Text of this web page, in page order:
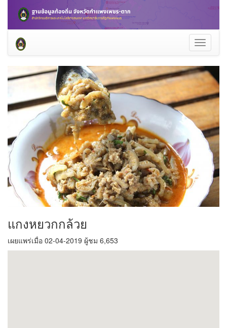
Toggle
แกงหยวกกล้วย
เผยแพร่เมื่อ 02-04-2019 ผู้ชม 6,653